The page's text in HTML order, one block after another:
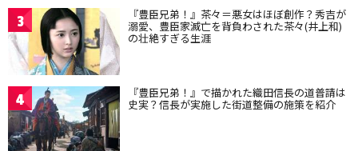
3 『豊臣兄弟！』茶々＝悪女はほぼ創作？秀吉が
溺愛、豊臣家滅亡を背負わされた茶々(井上和)
の壮絶すぎる生涯
4 『豊臣兄弟！』で描かれた織田信長の道普請は
史実？信長が実施した街道整備の施策を紹介